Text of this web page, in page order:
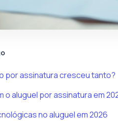
por assinatura cresceu tanto?
o aluguel por assinatura em
no aluguel em 2026